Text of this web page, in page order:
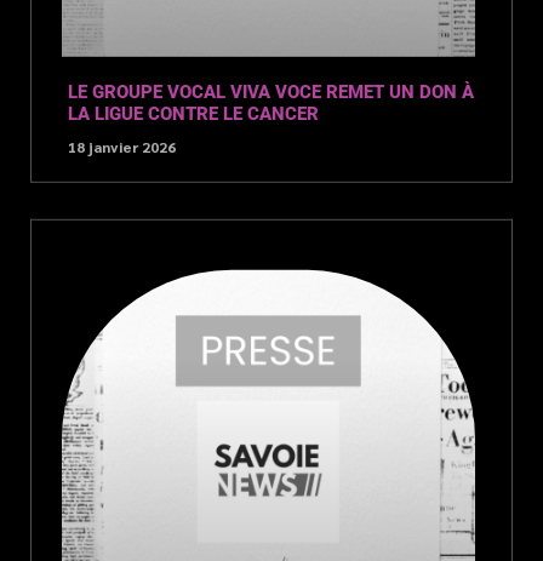
LE GROUPE VOCAL VIVA VOCE REMET UN DON À
LA LIGUE CONTRE LE CANCER
18 janvier 2026